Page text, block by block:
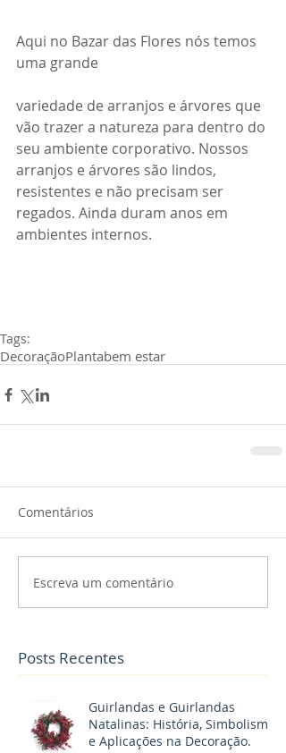
Aqui no Bazar das Flores nós temos
uma grande
variedade de arranjos e árvores que
vão trazer a natureza para dentro do
seu ambiente corporativo. Nossos
arranjos e árvores são lindos,
resistentes e não precisam ser
regados. Ainda duram anos em
ambientes internos.
Tags:
DecoraçãoPlantabem estar
Comentários
Escreva um comentário
Posts Recentes
Guirlandas e Guirlandas
Natalinas: História, Simbolismo
e Aplicações na Decoração.